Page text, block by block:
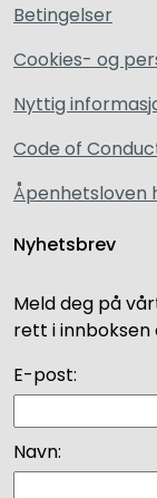
Betingelser
Cookies- og
Nyttig
Code of
Åpenhetsloven
Nyhetsbrev
Meld deg på
rett i innboksen
E-post:
Navn: